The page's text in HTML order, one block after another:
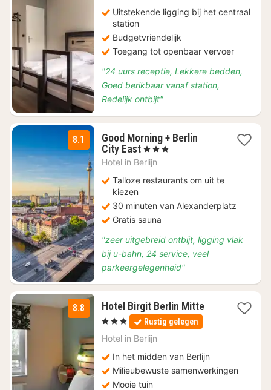
78,92
Uitstekende ligging bij het centraal
station
Budgetvriendelijk
Toegang tot openbaar vervoer
"24 uurs receptie, Lekkere bedden,
Goed berikbaar vanaf station,
Redelijk ontbijt"
8.1
Good Morning + Berlin
City East1
nacht
vanaf
€
, 3 Sterren
Hotel in Berlijn
Talloze restaurants om uit te
kiezen
30 minuten van Alexanderplatz
Gratis sauna
"zeer uitgebreid ontbijt, ligging vlak
bij u-bahn, 24 service, veel
parkeergelegenheid"
8.8 Hotel Birgit Berlin Mitte2
, 3 Sterren Rustig gelegen
Hotel in Berlijn
In het midden van Berlijn
Milieubewuste samenwerkingen
Mooie tuin